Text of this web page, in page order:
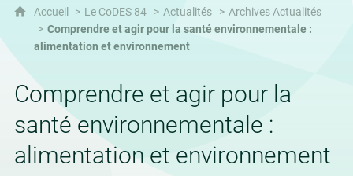
Accueil Le CoDES 84 Actualités
Archives Actualités
Comprendre et agir pour la santé environnementale :
alimentation et environnement
Comprendre et agir pour la
santé environnementale :
alimentation et environnement